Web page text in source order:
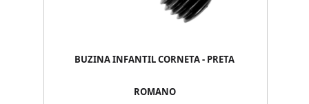
BUZINA INFANTIL CORNETA - PRETA
ROMANO